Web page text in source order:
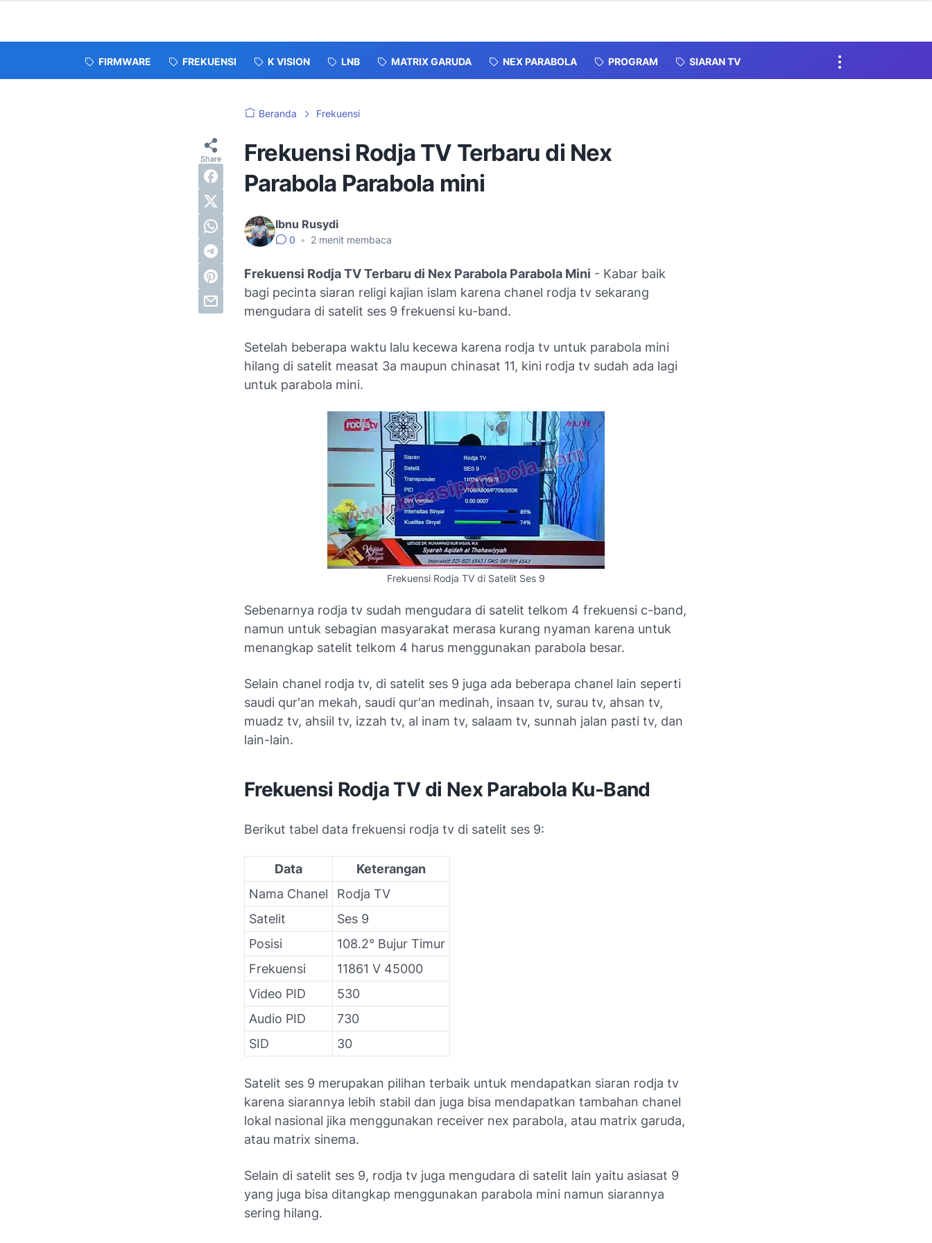
FIRMWARE FREKUENSI K VISION LNB MATRIX GARUDA NEX PARABOLA PROGRAM SIARAN TV
Beranda Frekuensi
Frekuensi Rodja TV Terbaru di Nex
Parabola Parabola mini
Ibnu Rusydi
0 • 2 menit membaca
Frekuensi Rodja TV Terbaru di Nex Parabola Parabola Mini - Kabar baik
bagi pecinta siaran religi kajian islam karena chanel rodja tv sekarang
mengudara di satelit ses 9 frekuensi ku-band.
Setelah beberapa waktu lalu kecewa karena rodja tv untuk parabola mini
hilang di satelit measat 3a maupun chinasat 11, kini rodja tv sudah ada lagi
untuk parabola mini.
Frekuensi Rodja TV di Satelit Ses 9
Sebenarnya rodja tv sudah mengudara di satelit telkom 4 frekuensi c-band,
namun untuk sebagian masyarakat merasa kurang nyaman karena untuk
menangkap satelit telkom 4 harus menggunakan parabola besar.
Selain chanel rodja tv, di satelit ses 9 juga ada beberapa chanel lain seperti
saudi qur'an mekah, saudi qur'an medinah, insaan tv, surau tv, ahsan tv,
muadz tv, ahsiil tv, izzah tv, al inam tv, salaam tv, sunnah jalan pasti tv, dan
lain-lain.
Frekuensi Rodja TV di Nex Parabola Ku-Band
Berikut tabel data frekuensi rodja tv di satelit ses 9:
Data
Keterangan
Nama Chanel
Rodja TV
Satelit
Ses 9
Posisi
108.2° Bujur Timur
Frekuensi
11861 V 45000
Video PID
530
Audio PID
730
SID
30
Satelit ses 9 merupakan pilihan terbaik untuk mendapatkan siaran rodja tv
karena siarannya lebih stabil dan juga bisa mendapatkan tambahan chanel
lokal nasional jika menggunakan receiver nex parabola, atau matrix garuda,
atau matrix sinema.
Selain di satelit ses 9, rodja tv juga mengudara di satelit lain yaitu asiasat 9
yang juga bisa ditangkap menggunakan parabola mini namun siarannya
sering hilang.